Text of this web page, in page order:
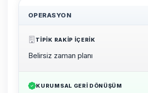
OPERASYON
TIPIK RAKIP IÇERIK
Belirsiz zaman planı
KURUMSAL GERI DÖNÜŞÜM